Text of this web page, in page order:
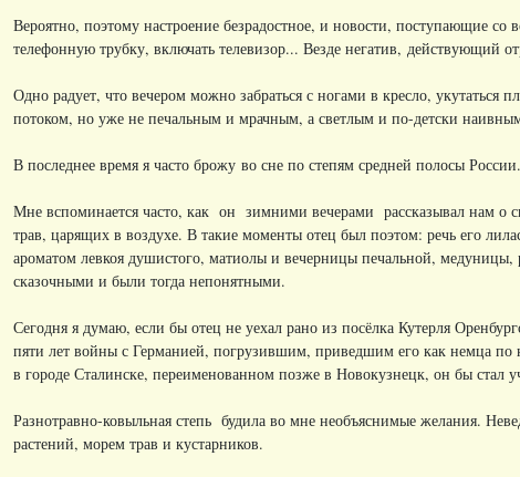
Вероятно, поэтому настроение безрадостное, и новости, поступающие
телефонную трубку, включать телевизор... Везде негатив, действующий
Одно радует, что вечером можно забраться с ногами в кресло,
потоком, но уже не печальным и мрачным, а светлым и по-детски
В последнее время я часто брожу во сне по степям средней полосы
Мне вспоминается часто, как он зимними вечерами рассказывал нам о
трав, царящих в воздухе. В такие моменты отец был поэтом: речь его
ароматом левкоя душистого, матиолы и вечерницы печальной, медуницы,
сказочными и были тогда непонятными.
Сегодня я думаю, если бы отец не уехал рано из посёлка Кутерля
пяти лет войны с Германией, погрузившим, приведшим его как немца по
в городе Сталинске, переименованном позже в Новокузнецк, он бы
Разнотравно-ковыльная степь будила во мне необъяснимые желания.
растений, морем трав и кустарников.